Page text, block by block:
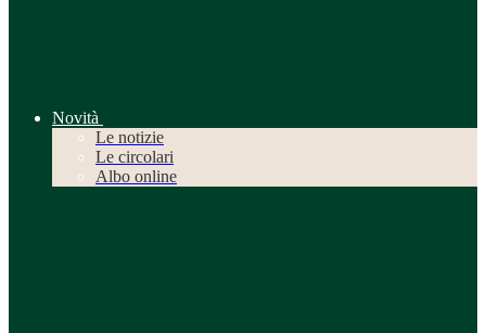
Novità
Le notizie
Le circolari
Albo online